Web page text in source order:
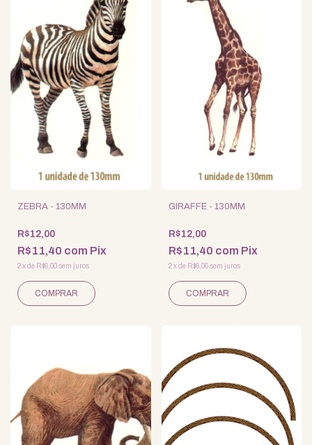
ZEBRA - 130MM
R$12,00
R$11,40 com Pix
2xde R$6,00sem juros
GIRAFFE - 130MM
R$12,00
R$11,40 com Pix
2 xde R$6,00 sem juros